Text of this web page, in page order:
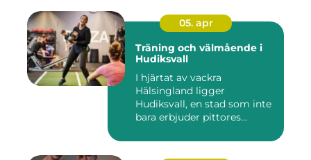
05. apr
Träning och välmående i
Hudiksvall
I hjärtat av vackra
Hälsingland ligger
Hudiksvall, en stad som inte
bara erbjuder pittores...